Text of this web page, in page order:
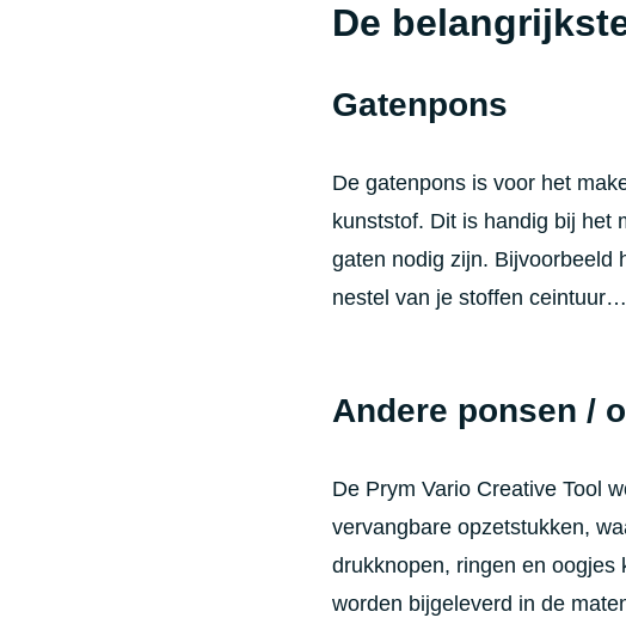
De
Gatenpons
De gatenpons is voor het
kunststof. Dit is handig bij het
gaten nodig zijn. Bijvoorbeeld
nestel van je stoffen ceintuur…
Andere ponsen /
De Prym Vario Creative Tool
vervangbare opzetstukken,
drukknopen, ringen en oogjes
worden bijgeleverd in de